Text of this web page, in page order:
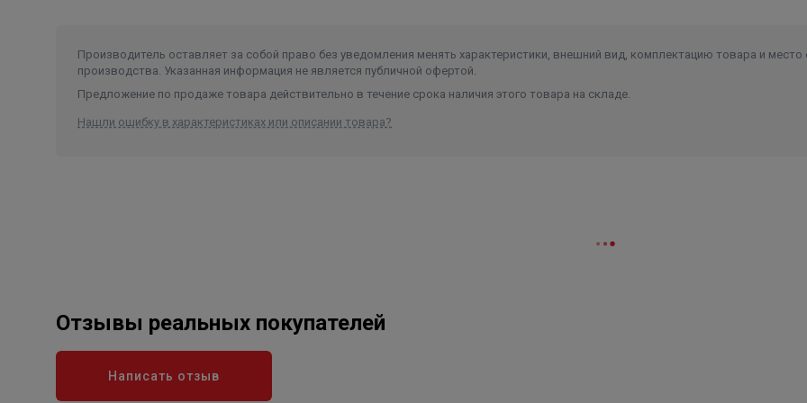
Производитель оставляет за собой право без уведомления менять характеристики, внешний вид, комплектацию товара и место
производства. Указанная информация не является публичной офертой.
Предложение по продаже товара действительно в течение срока наличия этого товара на складе.
Нашли ошибку в характеристиках или описании товара?
Отзывы реальных покупателей
Написать отзыв